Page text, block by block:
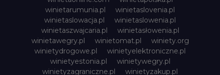
winietarumunia.pl
winietaslovenia.pl
winietaslowacja.pl
winietaslowenia.pl
winietaszwajcaria.pl
winietasłowenia.pl
winietawegry.pl
winietomat.pl
winiety.org
winietydrogowe.pl
winietyelektroniczne.pl
winietyestonia.pl
winietywegry.pl
winietyzagraniczne.pl
winietyzakup.pl